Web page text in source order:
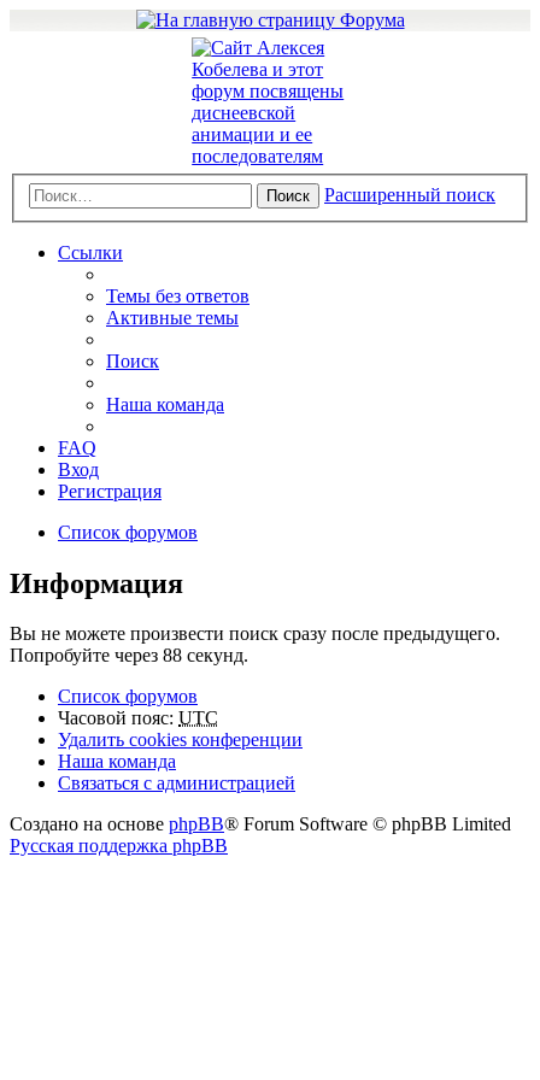
Поиск Расширенный поиск
Ссылки
Темы без ответов
Активные темы
Поиск
Наша команда
FAQ
Вход
Регистрация
Список форумов
Информация
Вы не можете произвести поиск сразу после предыдущего.
Попробуйте через 88 секунд.
Список форумов
Часовой пояс: UTC
Удалить cookies конференции
Наша команда
Связаться с администрацией
Создано на основе phpBB® Forum Software © phpBB Limited
Русская поддержка phpBB